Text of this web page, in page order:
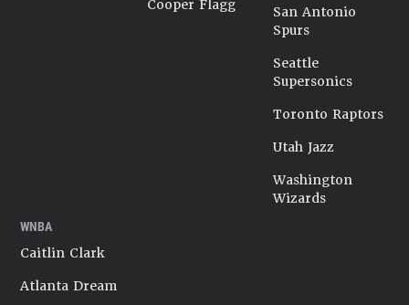
Cooper Flagg
San Antonio
Spurs
Seattle
Supersonics
Toronto Raptors
Utah Jazz
Washington
Wizards
WNBA
Caitlin Clark
Atlanta Dream